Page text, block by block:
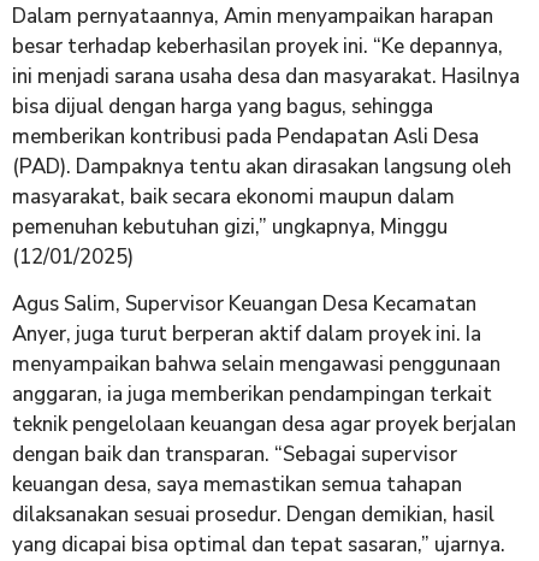
Dalam pernyataannya, Amin menyampaikan harapan
besar terhadap keberhasilan proyek ini. “Ke depannya,
ini menjadi sarana usaha desa dan masyarakat. Hasilnya
bisa dijual dengan harga yang bagus, sehingga
memberikan kontribusi pada Pendapatan Asli Desa
(PAD). Dampaknya tentu akan dirasakan langsung oleh
masyarakat, baik secara ekonomi maupun dalam
pemenuhan kebutuhan gizi,” ungkapnya, Minggu
(12/01/2025)
Agus Salim, Supervisor Keuangan Desa Kecamatan
Anyer, juga turut berperan aktif dalam proyek ini. Ia
menyampaikan bahwa selain mengawasi penggunaan
anggaran, ia juga memberikan pendampingan terkait
teknik pengelolaan keuangan desa agar proyek berjalan
dengan baik dan transparan. “Sebagai supervisor
keuangan desa, saya memastikan semua tahapan
dilaksanakan sesuai prosedur. Dengan demikian, hasil
yang dicapai bisa optimal dan tepat sasaran,” ujarnya.